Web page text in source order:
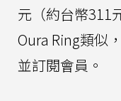
元（約台幣311
Oura Ring類似
並訂閱會員。